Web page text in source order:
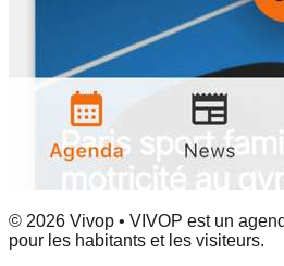
© 2026 Vivop • VIVOP est un
pour les habitants et les visiteurs.